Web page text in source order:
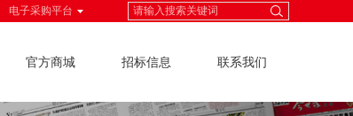
电子采购平台
官方商城 招标信息 联系我们